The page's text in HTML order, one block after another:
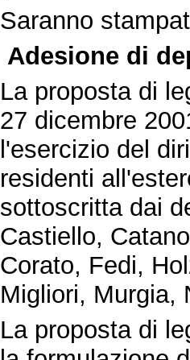
Saranno
Adesione di
La proposta di
27 dicembre
l'esercizio del
residenti
sottoscritta dai
Castiello,
Corato, Fedi,
Migliori, Murgia,
La proposta di